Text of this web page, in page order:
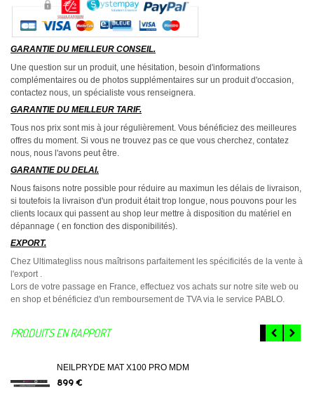
GARANTIE DU MEILLEUR CONSEIL.
Une question sur un produit, une hésitation, besoin d'informations
complémentaires ou de photos supplémentaires sur un produit d'occasion,
contactez nous, un spécialiste vous renseignera.
GARANTIE DU MEILLEUR TARIF.
Tous nos prix sont mis à jour régulièrement. Vous bénéficiez des meilleures
offres du moment. Si vous ne trouvez pas ce que vous cherchez, contatez
nous, nous l'avons peut être.
GARANTIE DU DELAI.
Nous faisons notre possible pour réduire au maximun les délais de livraison,
si toutefois la livraison d'un produit était trop longue, nous pouvons pour les
clients locaux qui passent au shop leur mettre à disposition du matériel en
dépannage ( en fonction des disponibilités).
EXPORT.
Chez Ultimategliss nous maîtrisons parfaitement les spécificités de la vente à
l'export .
Lors de votre passage en France, effectuez vos achats sur notre site web ou
en shop et bénéficiez d'un remboursement de TVA via le service PABLO.
PRODUITS EN RAPPORT
NEILPRYDE MAT X100 PRO MDM
899 €